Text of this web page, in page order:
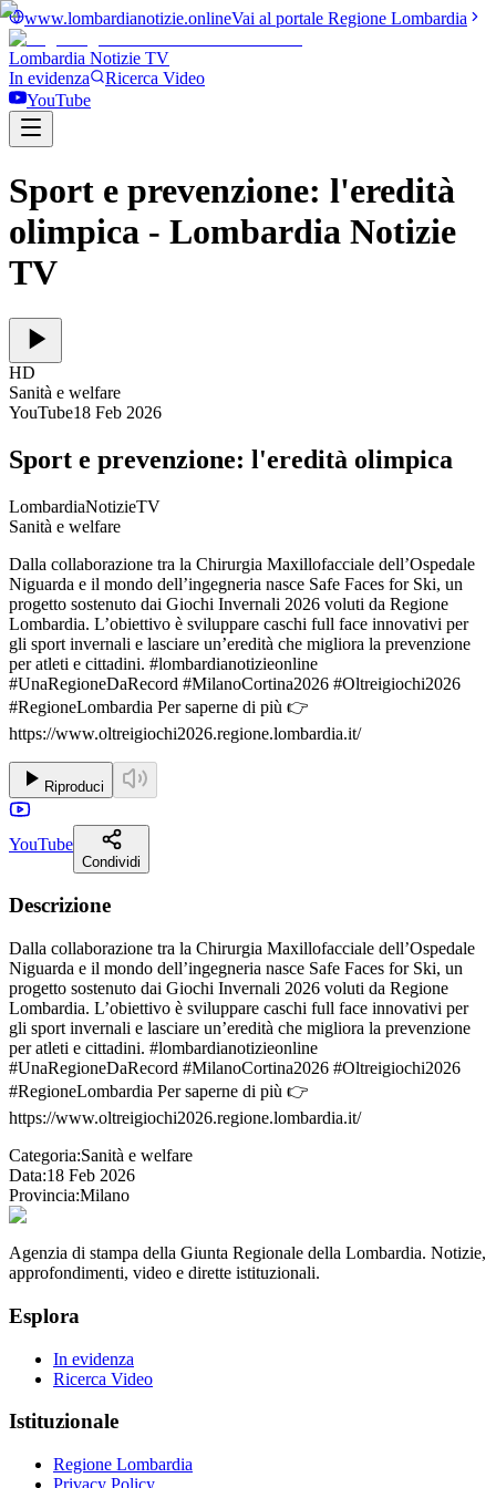
www.lombardianotizie.onlineVai al portale Regione Lombardia
Lombardia Notizie TV
In evidenza
Ricerca Video
YouTube
Sport e prevenzione: l'eredità
olimpica - Lombardia Notizie
TV
HD
Sanità e welfare
YouTube18 Feb 2026
Sport e prevenzione: l'eredità olimpica
LombardiaNotizieTV
Sanità e welfare
Dalla collaborazione tra la Chirurgia Maxillofacciale dell’Ospedale
Niguarda e il mondo dell’ingegneria nasce Safe Faces for Ski, un
progetto sostenuto dai Giochi Invernali 2026 voluti da Regione
Lombardia. L’obiettivo è sviluppare caschi full face innovativi per
gli sport invernali e lasciare un’eredità che migliora la prevenzione
per atleti e cittadini. #lombardianotizieonline
#UnaRegioneDaRecord #MilanoCortina2026 #Oltreigiochi2026
#RegioneLombardia Per saperne di più 👉
https://www.oltreigiochi2026.regione.lombardia.it/
Riproduci
YouTube
Condividi
Descrizione
Dalla collaborazione tra la Chirurgia Maxillofacciale dell’Ospedale
Niguarda e il mondo dell’ingegneria nasce Safe Faces for Ski, un
progetto sostenuto dai Giochi Invernali 2026 voluti da Regione
Lombardia. L’obiettivo è sviluppare caschi full face innovativi per
gli sport invernali e lasciare un’eredità che migliora la prevenzione
per atleti e cittadini. #lombardianotizieonline
#UnaRegioneDaRecord #MilanoCortina2026 #Oltreigiochi2026
#RegioneLombardia Per saperne di più 👉
https://www.oltreigiochi2026.regione.lombardia.it/
Categoria:Sanità e welfare
Data:18 Feb 2026
Provincia:Milano
Agenzia di stampa della Giunta Regionale della Lombardia. Notizie,
approfondimenti, video e dirette istituzionali.
Esplora
In evidenza
Ricerca Video
Istituzionale
Regione Lombardia
Privacy Policy